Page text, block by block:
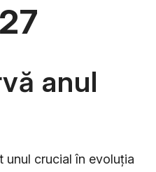
anul
unul crucial în evoluția